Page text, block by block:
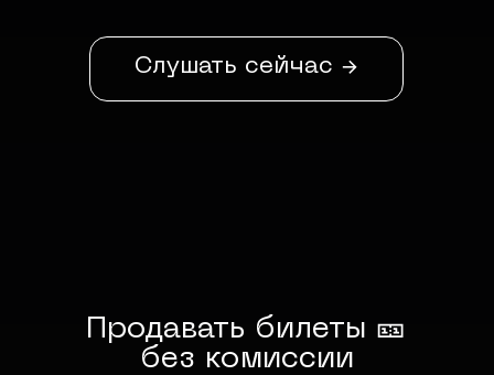
Слушать сейчас →
Продавать билеты 🎫
без комиссии